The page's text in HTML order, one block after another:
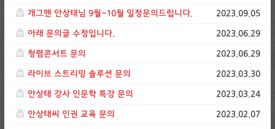
개그맨 안상태님 9월~10월 일정문의드립니다. 2023.09.05
아래 문의글 수정입니다. 2023.06.29
청렴콘서트 문의 2023.06.29
라이브 스트리밍 솔루션 문의 2023.03.30
안상태 강사 인문학 특강 문의 2023.03.24
안상태씨 인권 교육 문의 2023.02.07